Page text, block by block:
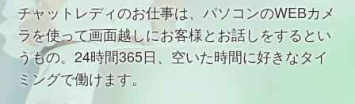
チャットレディのお仕事は、パソコンのWEBカメ
ラを使って画面越しにお客様とお話しをするとい
うもの。24時間365日、空いた時間に好きなタイ
ミングで働けます。